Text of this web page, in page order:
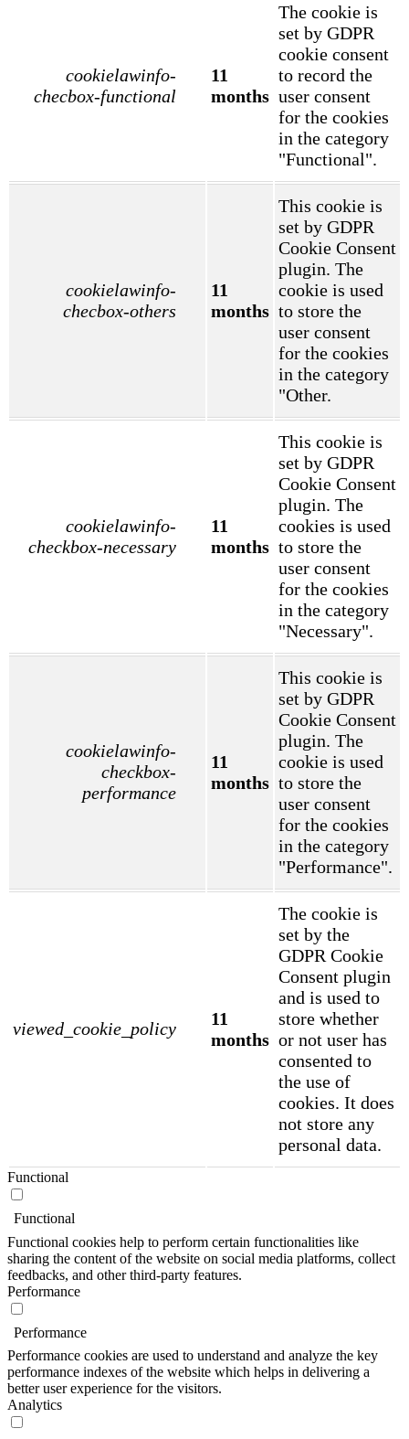
cookielawinfo-
checbox-functional
11
months
The cookie is
set by GDPR
cookie consent
to record the
user consent
for the cookies
in the category
"Functional".
cookielawinfo-
checbox-others
11
months
This cookie is
set by GDPR
Cookie Consent
plugin. The
cookie is used
to store the
user consent
for the cookies
in the category
"Other.
cookielawinfo-
checkbox-necessary
11
months
This cookie is
set by GDPR
Cookie Consent
plugin. The
cookies is used
to store the
user consent
for the cookies
in the category
"Necessary".
cookielawinfo-
checkbox-
performance
11
months
This cookie is
set by GDPR
Cookie Consent
plugin. The
cookie is used
to store the
user consent
for the cookies
in the category
"Performance".
viewed_cookie_policy
11
months
The cookie is
set by the
GDPR Cookie
Consent plugin
and is used to
store whether
or not user has
consented to
the use of
cookies. It does
not store any
personal data.
Functional
Functional
Functional cookies help to perform certain functionalities like
sharing the content of the website on social media platforms, collect
feedbacks, and other third-party features.
Performance
Performance
Performance cookies are used to understand and analyze the key
performance indexes of the website which helps in delivering a
better user experience for the visitors.
Analytics